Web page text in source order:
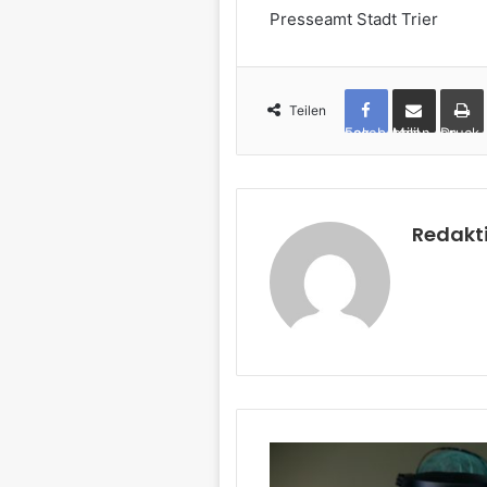
Presseamt Stadt Trier
Teilen
Facebook per Mail teilen Drucken